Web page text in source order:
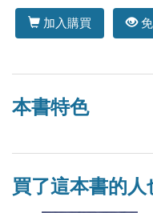
加入購買 免
本書特色
買了這本書的人